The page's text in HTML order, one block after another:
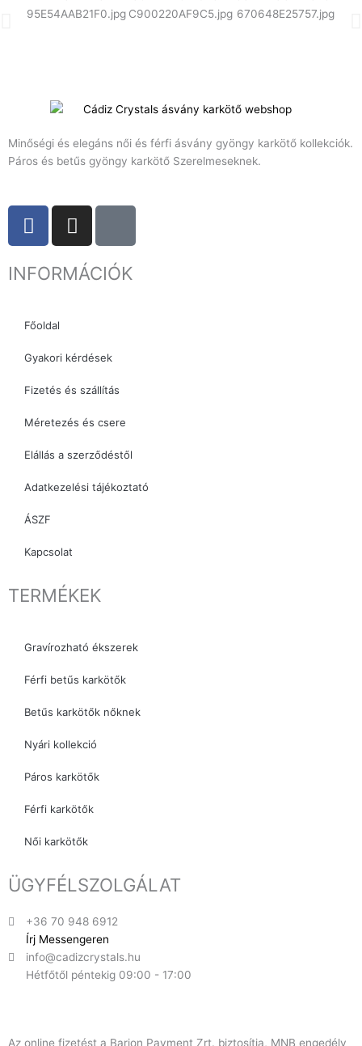
Minőségi és elegáns női és férfi ásvány gyöngy karkötő kollekciók.
Páros és betűs gyöngy karkötő Szerelmeseknek.
F
a
e
o
o
k
I
n
t
a
t
INFORMÁCIÓK
Főoldal
Gyakori kérdések
Fizetés és szállítás
Méretezés és csere
Elállás a szerződéstől
Adatkezelési tájékoztató
ÁSZF
Kapcsolat
TERMÉKEK
Gravírozható ékszerek
Férfi betűs karkötők
Betűs karkötők nőknek
Nyári kollekció
Páros karkötők
Férfi karkötők
Női karkötők
ÜGYFÉLSZOLGÁLAT
+36 70 948 6912
Írj Messengeren
info@cadizcrystals.hu
Hétfőtől péntekig 09:00 - 17:00
Az online fizetést a Barion Payment Zrt. biztosítja, MNB engedély